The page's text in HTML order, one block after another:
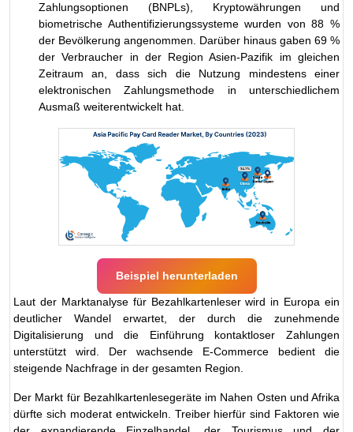
Zahlungsoptionen (BNPLs), Kryptowährungen und
biometrische Authentifizierungssysteme wurden von 88 %
der Bevölkerung angenommen. Darüber hinaus gaben 69 %
der Verbraucher in der Region Asien-Pazifik im gleichen
Zeitraum an, dass sich die Nutzung mindestens einer
elektronischen Zahlungsmethode in unterschiedlichem
Ausmaß weiterentwickelt hat.
Beispiel herunterladen
Laut der Marktanalyse für Bezahlkartenleser wird in Europa ein
deutlicher Wandel erwartet, der durch die zunehmende
Digitalisierung und die Einführung kontaktloser Zahlungen
unterstützt wird. Der wachsende E-Commerce bedient die
steigende Nachfrage in der gesamten Region.
Der Markt für Bezahlkartenlesegeräte im Nahen Osten und Afrika
dürfte sich moderat entwickeln. Treiber hierfür sind Faktoren wie